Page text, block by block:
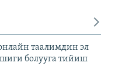
таалимдин эл
болууга тийиш